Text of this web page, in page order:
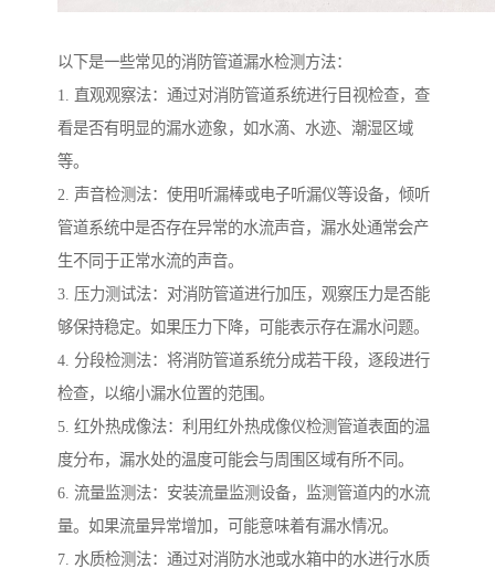
以下是一些常见的消防管道漏水检测方法：
1. 直观观察法：通过对消防管道系统进行目视检查，查
看是否有明显的漏水迹象，如水滴、水迹、潮湿区域
等。
2. 声音检测法：使用听漏棒或电子听漏仪等设备，倾听
管道系统中是否存在异常的水流声音，漏水处通常会产
生不同于正常水流的声音。
3. 压力测试法：对消防管道进行加压，观察压力是否能
够保持稳定。如果压力下降，可能表示存在漏水问题。
4. 分段检测法：将消防管道系统分成若干段，逐段进行
检查，以缩小漏水位置的范围。
5. 红外热成像法：利用红外热成像仪检测管道表面的温
度分布，漏水处的温度可能会与周围区域有所不同。
6. 流量监测法：安装流量监测设备，监测管道内的水流
量。如果流量异常增加，可能意味着有漏水情况。
7. 水质检测法：通过对消防水池或水箱中的水进行水质